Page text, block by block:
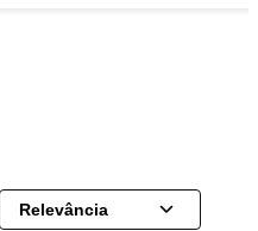
Relevância